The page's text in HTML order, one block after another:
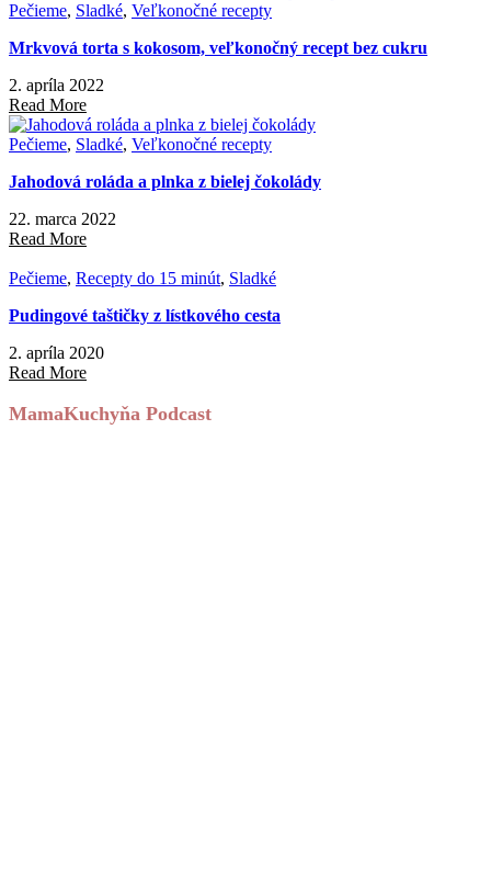
Pečieme, Sladké, Veľkonočné recepty
Mrkvová torta s kokosom, veľkonočný recept bez cukru
2. apríla 2022
Read More
Pečieme, Sladké, Veľkonočné recepty
Jahodová roláda a plnka z bielej čokolády
22. marca 2022
Read More
Pečieme, Recepty do 15 minút, Sladké
Pudingové taštičky z lístkového cesta
2. apríla 2020
Read More
MamaKuchyňa Podcast